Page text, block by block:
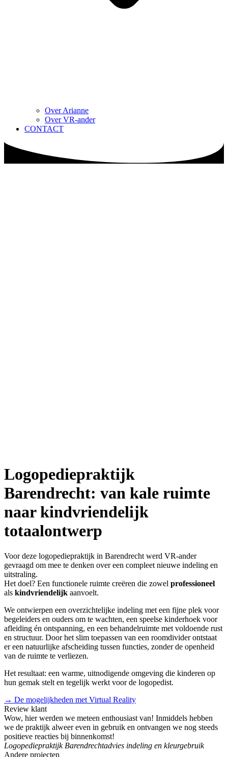
Over Arianne
Over VR-ander
CONTACT
Logopediepraktijk
Barendrecht: van kale ruimte
naar kindvriendelijk
totaalontwerp
Voor deze logopediepraktijk in Barendrecht werd VR-ander
gevraagd om mee te denken over een compleet nieuwe indeling en
uitstraling.
Het doel? Een functionele ruimte creëren die zowel professioneel
als kindvriendelijk aanvoelt.
We ontwierpen een overzichtelijke indeling met een fijne plek voor
begeleiders en ouders om te wachten, een speelse kinderhoek voor
afleiding én ontspanning, en een behandelruimte met voldoende rust
en structuur. Door het slim toepassen van een roomdivider ontstaat
er een natuurlijke afscheiding tussen functies, zonder de openheid
van de ruimte te verliezen.
Het resultaat: een warme, uitnodigende omgeving die kinderen op
hun gemak stelt en tegelijk werkt voor de logopedist.
→ De mogelijkheden met Virtual Reality
Review klant
Wow, hier werden we meteen enthousiast van! Inmiddels hebben
we de praktijk alweer even in gebruik en ontvangen we nog steeds
positieve reacties bij binnenkomst!
Logopediepraktijk Barendrechtadvies indeling en kleurgebruik
Andere projecten